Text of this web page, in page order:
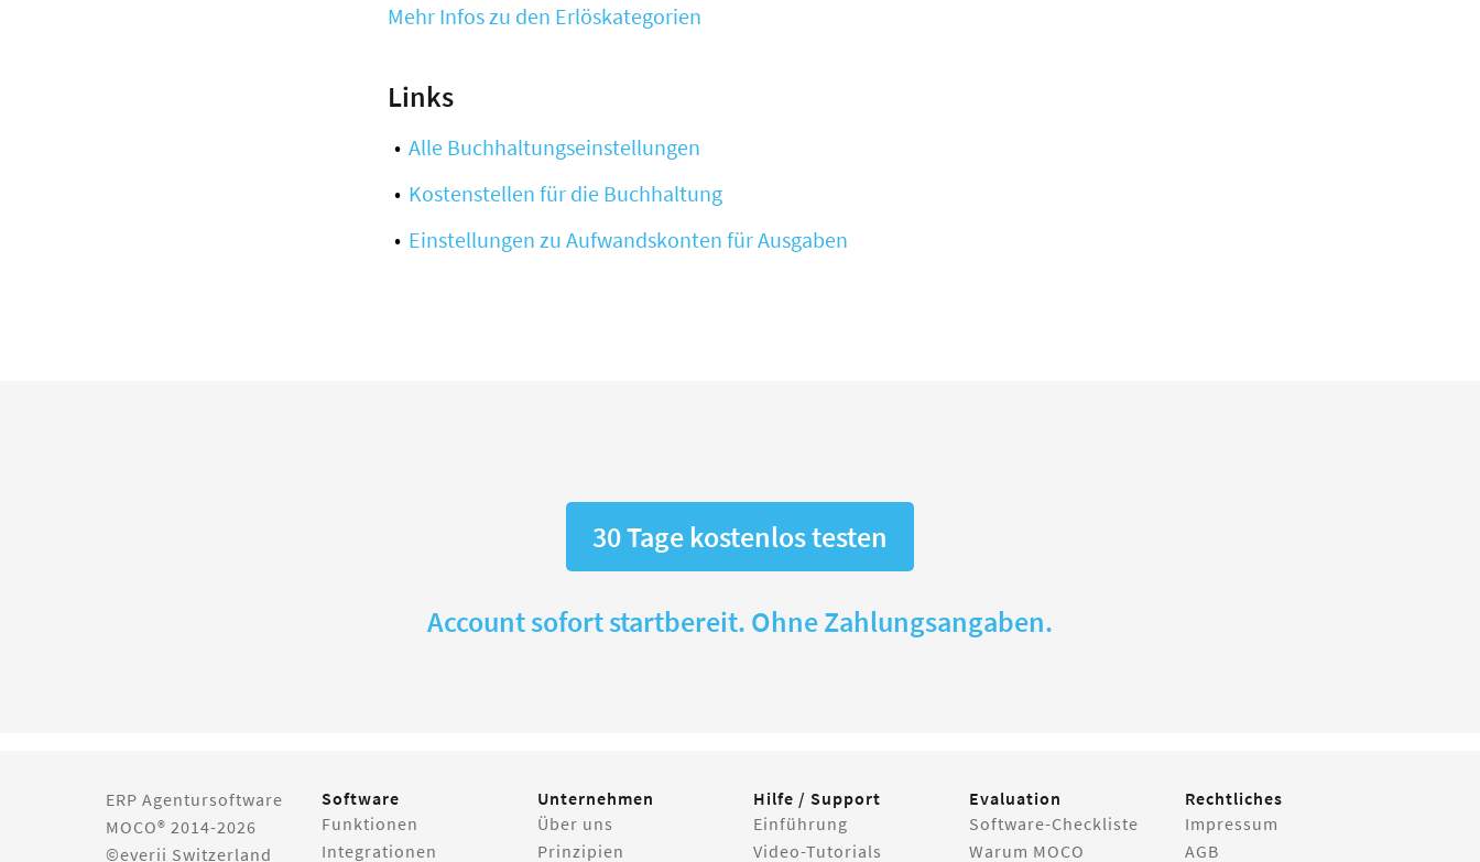
Mehr Infos zu den Erlöskategorien
Links
Alle Buchhaltungseinstellungen
Kostenstellen für die Buchhaltung
Einstellungen zu Aufwandskonten für Ausgaben
30 Tage kostenlos testen
Account sofort startbereit. Ohne Zahlungsangaben.
ERP Agentursoftware
MOCO® 2014-2026
©everii Switzerland
Software
Funktionen
Integrationen
Unternehmen
Über uns
Prinzipien
Hilfe / Support
Einführung
Video-Tutorials
Evaluation
Software-Checkliste
Warum MOCO
Rechtliches
Impressum
AGB